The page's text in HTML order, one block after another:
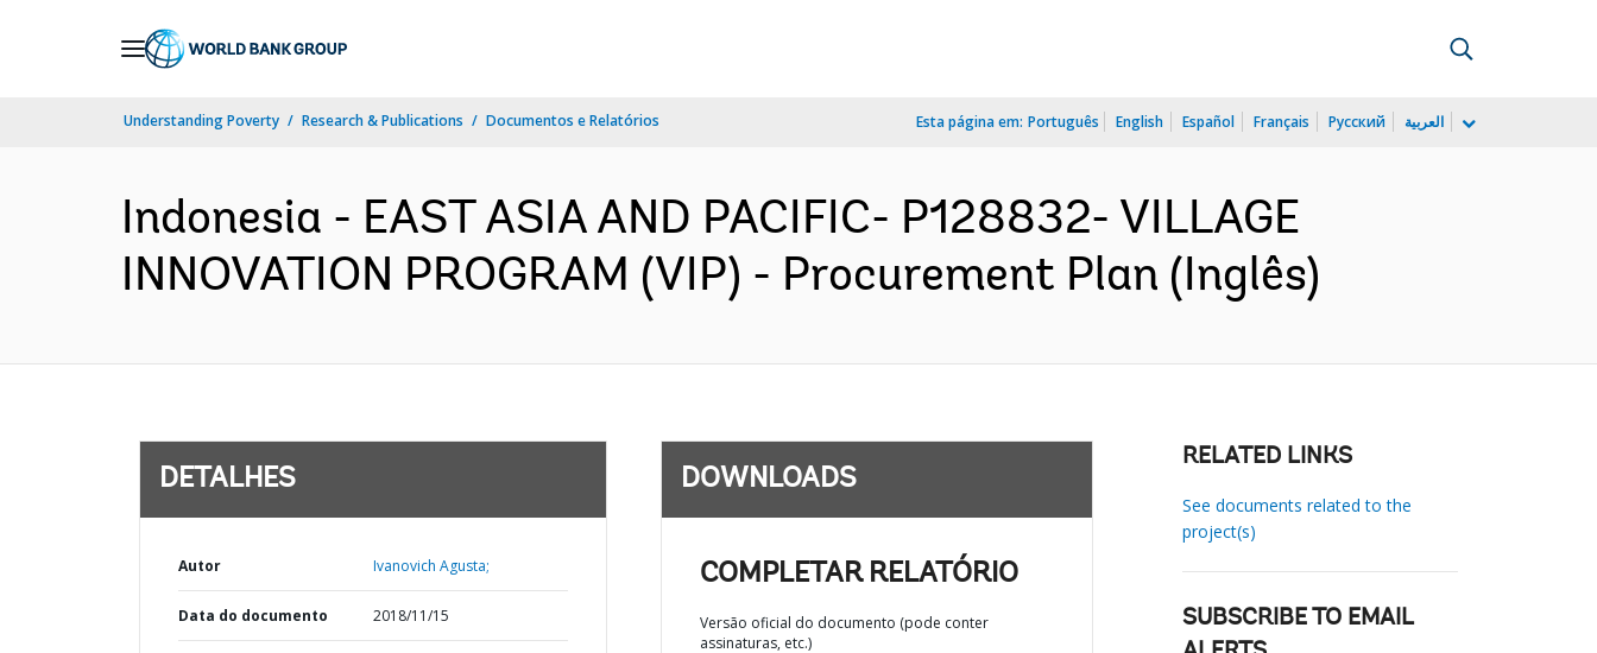
Understanding Poverty Research & Publications Documentos e Relatórios Esta página em: Português English Español Français Русский العربية
Indonesia - EAST ASIA AND PACIFIC- P128832- VILLAGE
INNOVATION PROGRAM (VIP) - Procurement Plan (Inglês)
DETALHES
Autor Ivanovich Agusta;
Data do documento 2018/11/15
DOWNLOADS
COMPLETAR RELATÓRIO
Versão oficial do documento (pode conter
assinaturas, etc.)
RELATED LINKS
See documents related to the
project(s)
SUBSCRIBE TO EMAIL